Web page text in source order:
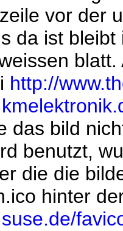
vor der
da ist
http://
das bild
benutzt,
die die
hinter